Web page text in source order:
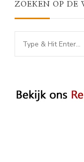
ZOEKEN OP DE
Looking
for